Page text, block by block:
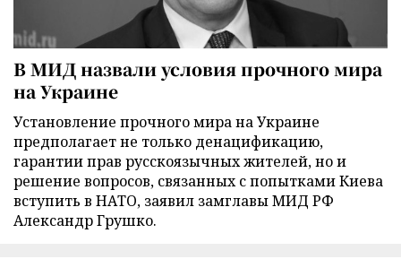
В МИД назвали условия прочного мира
на Украине
Установление прочного мира на Украине
предполагает не только денацификацию,
гарантии прав русскоязычных жителей, но и
решение вопросов, связанных с попытками Киева
вступить в НАТО, заявил замглавы МИД РФ
Александр Грушко.